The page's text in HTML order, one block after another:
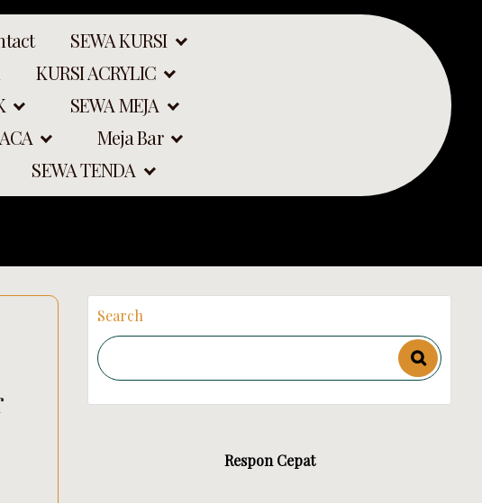
SEWA KURSI
KURSI ACRYLIC
SEWA MEJA
Meja Bar
SEWA TENDA
selatan
Search
Respon Cepat